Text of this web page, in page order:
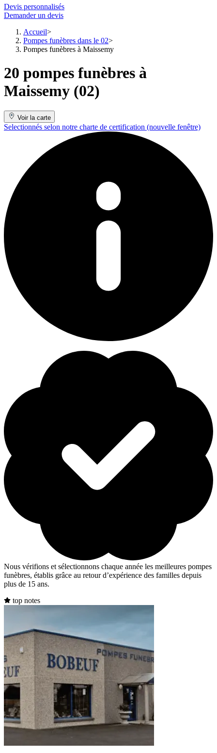
Devis personnalisés
Demander un devis
Accueil
Pompes funèbres dans le 02
Pompes funèbres à Maissemy
20 pompes funèbres à
Maissemy (02)
Voir la carte
Selectionnés selon notre charte de certification (nouvelle fenêtre)
Nous vérifions et sélectionnons chaque année les meilleures pompes
funèbres, établis grâce au retour d’expérience des familles depuis
plus de 15 ans.
top notes